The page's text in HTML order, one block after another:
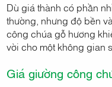
Dù giá thành có phần
thường, nhưng độ bền
công chúa gỗ hương
vời cho một không gian
Giá giường công